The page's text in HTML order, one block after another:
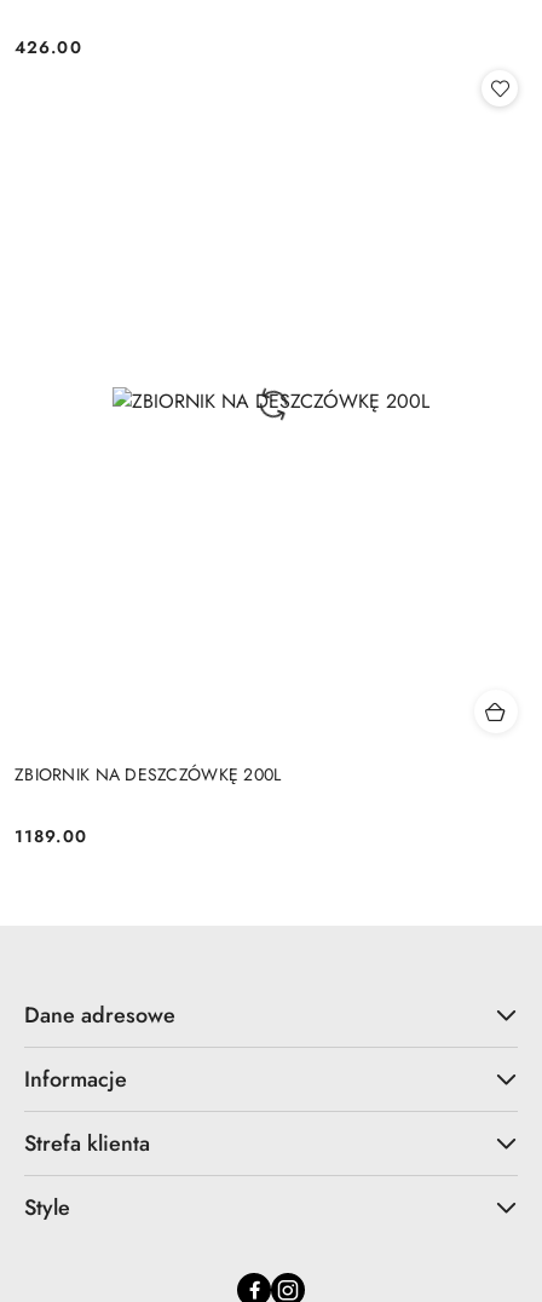
Cena:
426.00
ZBIORNIK NA DESZCZÓWKĘ 200L
Cena:
1189.00
Dane adresowe
Informacje
Strefa klienta
Style